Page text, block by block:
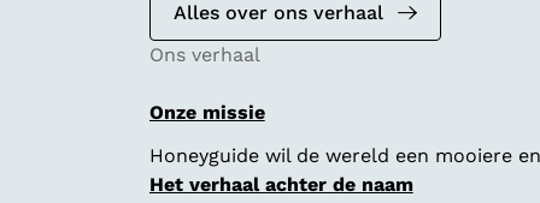
Alles over ons verhaal
Ons verhaal
Onze missie
Honeyguide wil de wereld een mooiere
Het verhaal achter de naam